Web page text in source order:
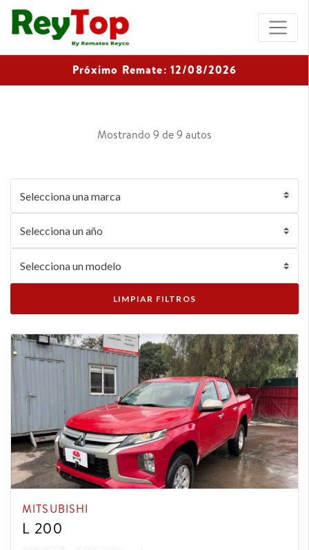
×
Próximo Remate: 12/08/2026
Mostrando 9 de 9 autos
LIMPIAR FILTROS
MITSUBISHI
L 200